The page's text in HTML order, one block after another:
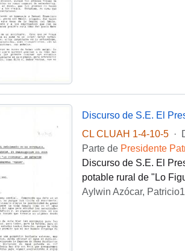
CL CLUAH 1-4-10-5
·
Parte de Presidente
Discurso de S.E. El
potable rural de "Lo
Aylwin Azócar, Patricio1